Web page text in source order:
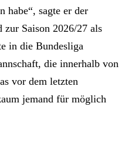
habe“, sagte er der
zur Saison 2026/27 als
in die Bundesliga
die innerhalb von
vor dem letzten
jemand für möglich